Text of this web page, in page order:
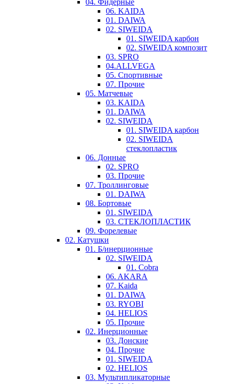
06. KAIDA
01. DAIWA
02. SIWEIDA
01. SIWEIDA карбон
02. SIWEIDA композит
03. SPRO
04.ALLVEGA
05. Спортивные
07. Прочие
05. Матчевые
03. KAIDA
01. DAIWA
02. SIWEIDA
01. SIWEIDA карбон
02. SIWEIDA
стеклопластик
06. Донные
02. SPRO
03. Прочие
07. Троллинговые
01. DAIWA
08. Бортовые
01. SIWEIDA
03. СТЕКЛОПЛАСТИК
09. Форелевые
02. Катушки
01. Б/инерционные
02. SIWEIDA
01. Cobra
06. AKARA
07. Kaida
01. DAIWA
03. RYOBI
04. HELIOS
05. Прочие
02. Инерционные
03. Донские
04. Прочие
01. SIWEIDA
02. HELIOS
03. Мультипликаторные